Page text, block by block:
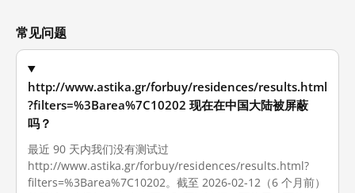
常见问题
http://www.astika.gr/forbuy/residences/results.html
?filters=%3Barea%7C10202 现在在中国大陆被屏蔽
吗？
最近 90 天内我们没有测试过
http://www.astika.gr/forbuy/residences/results.html?
filters=%3Barea%7C10202。截至 2026-02-12（6 个月前）